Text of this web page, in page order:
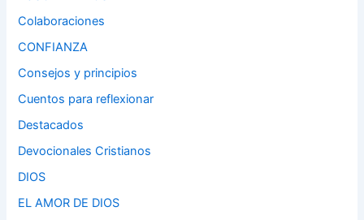
Colaboraciones
CONFIANZA
Consejos y principios
Cuentos para reflexionar
Destacados
Devocionales Cristianos
DIOS
EL AMOR DE DIOS